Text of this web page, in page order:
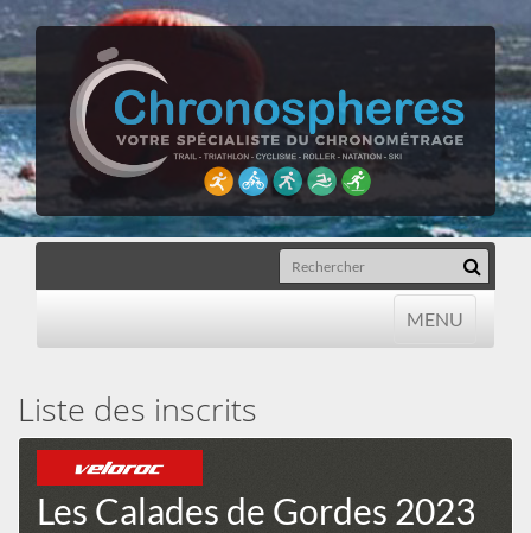
MENU
MENU
Liste des inscrits
Les Calades de Gordes 2023